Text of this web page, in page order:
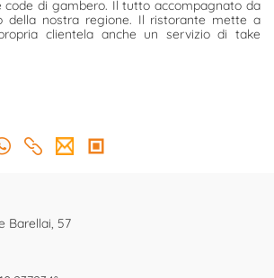
code di gambero. Il tutto accompagnato da
della nostra regione. Il ristorante mette a
clientela anche un servizio di take
Barellai, 57